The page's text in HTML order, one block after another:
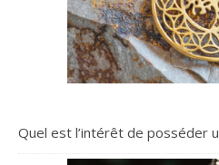
Quel est l’intérêt de posséder